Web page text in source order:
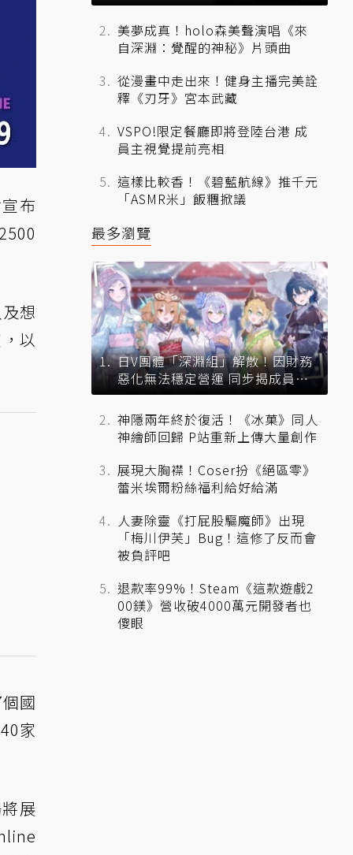
布
想
以
國
家
展
美夢成真！holo森美聲演唱《來
自深淵：覺醒的神秘》片頭曲
從漫畫中走出來！健身主播完美詮
釋《刃牙》宮本武藏
VSPO!限定餐廳即將登陸台港 成
員主視覺提前亮相
這樣比較香！《碧藍航線》推千元
「ASMR米」飯糰掀議
最多瀏覽
日V團體「深淵組」解散！因財務
惡化無法穩定營運 同步揭成員未
來去向
神隱兩年終於復活！《冰菓》同人
神繪師回歸 P站重新上傳大量創作
展現大胸襟！Coser扮《絕區零》
蕾米埃爾粉絲福利給好給滿
人妻除靈《打屁股驅魔師》出現
「梅川伊芙」Bug！這修了反而會
被負評吧
退款率99%！Steam《這款遊戲2
00鎂》營收破4000萬元開發者也
傻眼